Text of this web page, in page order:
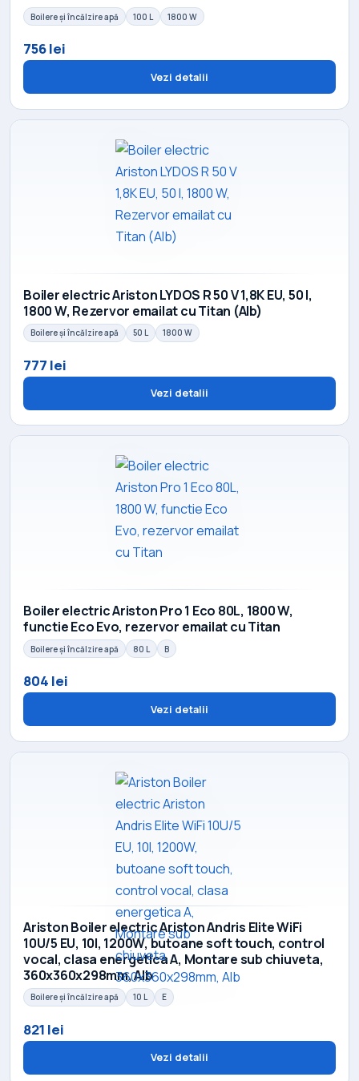
Boilere și încălzire apă 100 L 1800 W
756 lei
Vezi detalii
Boiler electric Ariston LYDOS R 50 V 1,8K EU, 50 l,
1800 W, Rezervor emailat cu Titan (Alb)
Boilere și încălzire apă 50 L 1800 W
777 lei
Vezi detalii
Boiler electric Ariston Pro 1 Eco 80L, 1800 W,
functie Eco Evo, rezervor emailat cu Titan
Boilere și încălzire apă 80 L B
804 lei
Vezi detalii
Ariston Boiler electric Ariston Andris Elite WiFi
10U/5 EU, 10l, 1200W, butoane soft touch, control
vocal, clasa energetica A, Montare sub chiuveta,
360x360x298mm, Alb
Boilere și încălzire apă 10 L E
821 lei
Vezi detalii